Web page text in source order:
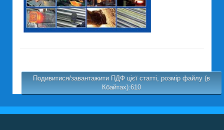
Подивитися/завантажити ПДФ цієї статті, розмір файлу (в
Кбайтах):610